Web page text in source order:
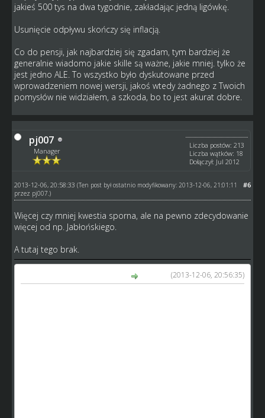
jakieś 500 tys na dwa tygodnie, zakładając jedną ligówkę.
Usunięcie odpływu skończy się inflacją.
Co do pensji, jak najbardziej się zgadam, tym bardziej że
generalnie wiadomo jakie skille są ważne, jakie mniej. tylko że
jest jedno ALE. To wszystko było dyskutowane przed
wprowadzeniem nowej wersji, jakoś wtedy żadnego z Twoich
pomysłów nie widziałem, a szkoda, bo to jest akurat dobre.
pj007
Manager
Liczba postów: 213
Liczba wątków: 18
Dołączył: Jul 2012
#6
2013-12-06, 20:58:33 (Ten post był ostatnio modyfikowany: 2013-12-06, 21:01:11
przez pj007 .)
Więcej czy mniej kwestia sporna, ale na pewno zdecydowanie
więcej od np. Jabłońskiego.
A tutaj tego brak.
(2013-12-06, 20:56:35)